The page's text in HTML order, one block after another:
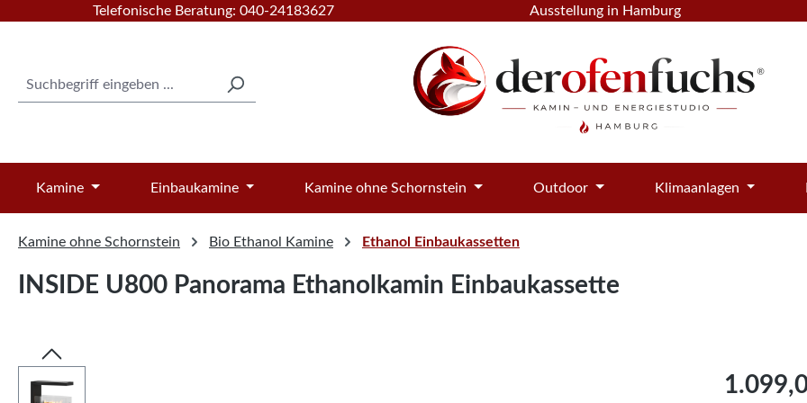
Hauptinhalt springen
Zur Suche springen
Zur Hauptnavigation springen
Telefonische Beratung: 040-24183627 Ausstellung in Hamburg
Kamine Einbaukamine Kamine ohne Schornstein Outdoor Klimaanlagen
Kamine ohne Schornstein Bio Ethanol Kamine Ethanol Einbaukassetten
INSIDE U800 Panorama Ethanolkamin Einbaukassette
Regulärer